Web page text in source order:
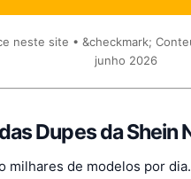
neste site • &checkmark;
junho 2026
Dupes da Shein
milhares de modelos por